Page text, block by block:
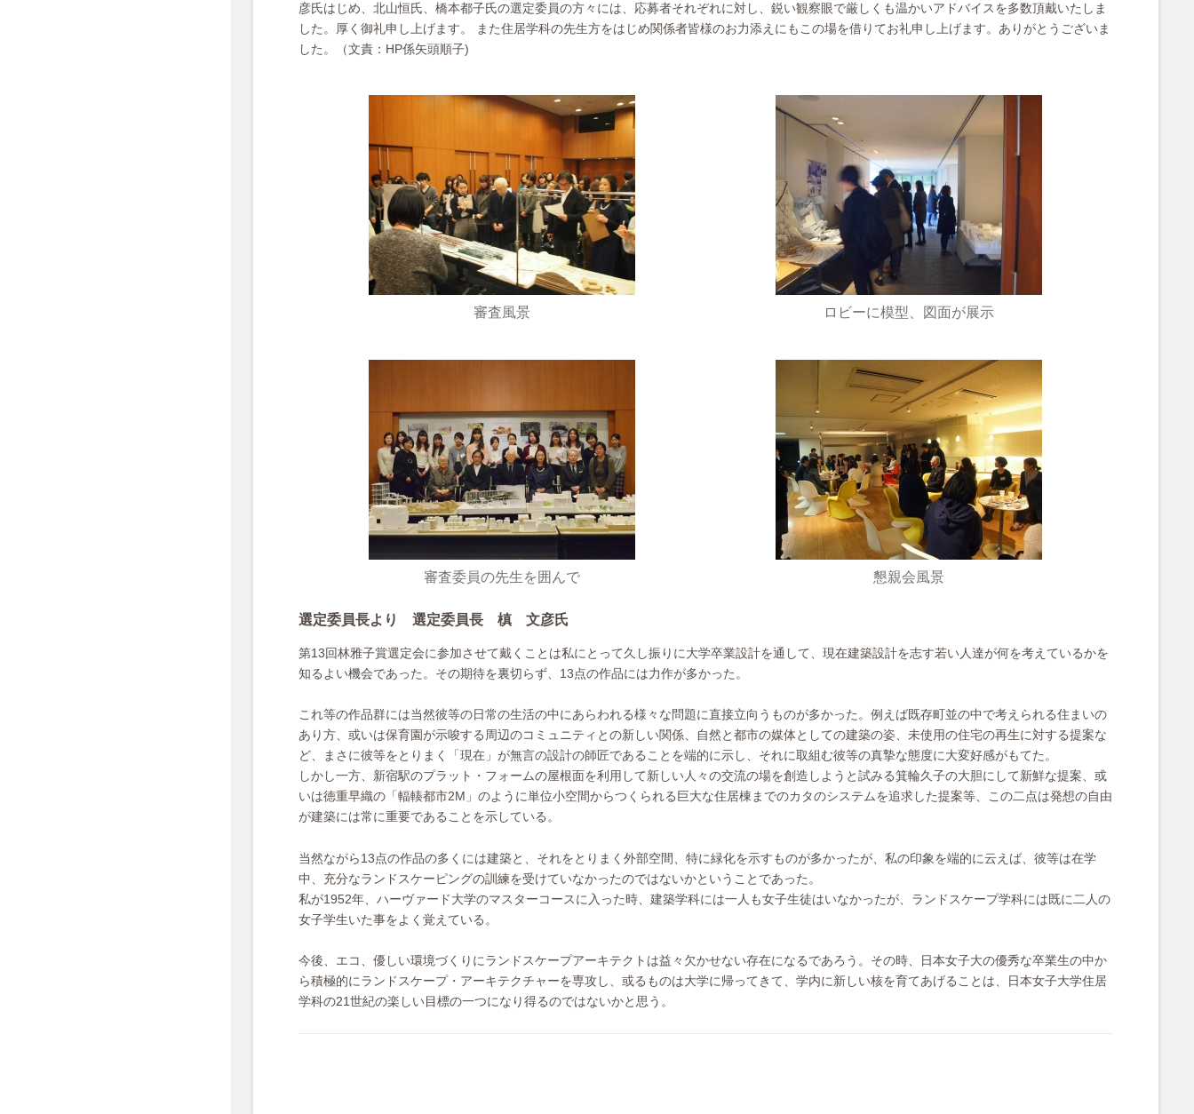
彦氏はじめ、北山恒氏、橋本都子氏の選定委員の方々には、応募者それぞれに対し、鋭い観察眼で厳しくも温かいアドバイスを多数頂戴いたしま
した。厚く御礼申し上げます。 また住居学科の先生方をはじめ関係者皆様のお力添えにもこの場を借りてお礼申し上げます。ありがとうございま
した。（文責：HP係矢頭順子)
審査風景 ロビーに模型、図面が展示
審査委員の先生を囲んで 懇親会風景
選定委員長より 選定委員長 槙 文彦氏
第13回林雅子賞選定会に参加させて戴くことは私にとって久し振りに大学卒業設計を通して、現在建築設計を志す若い人達が何を考えているかを
知るよい機会であった。その期待を裏切らず、13点の作品には力作が多かった。
これ等の作品群には当然彼等の日常の生活の中にあらわれる様々な問題に直接立向うものが多かった。例えば既存町並の中で考えられる住まいの
あり方、或いは保育園が示唆する周辺のコミュニティとの新しい関係、自然と都市の媒体としての建築の姿、未使用の住宅の再生に対する提案な
ど、まさに彼等をとりまく「現在」が無言の設計の師匠であることを端的に示し、それに取組む彼等の真摯な態度に大変好感がもてた。
しかし一方、新宿駅のプラット・フォームの屋根面を利用して新しい人々の交流の場を創造しようと試みる箕輪久子の大胆にして新鮮な提案、或
いは徳重早織の「輻輳都市2M」のように単位小空間からつくられる巨大な住居棟までのカタのシステムを追求した提案等、この二点は発想の自由
が建築には常に重要であることを示している。
当然ながら13点の作品の多くには建築と、それをとりまく外部空間、特に緑化を示すものが多かったが、私の印象を端的に云えば、彼等は在学
中、充分なランドスケーピングの訓練を受けていなかったのではないかということであった。
私が1952年、ハーヴァード大学のマスターコースに入った時、建築学科には一人も女子生徒はいなかったが、ランドスケープ学科には既に二人の
女子学生いた事をよく覚えている。
今後、エコ、優しい環境づくりにランドスケープアーキテクトは益々欠かせない存在になるであろう。その時、日本女子大の優秀な卒業生の中か
ら積極的にランドスケープ・アーキテクチャーを専攻し、或るものは大学に帰ってきて、学内に新しい核を育てあげることは、日本女子大学住居
学科の21世紀の楽しい目標の一つになり得るのではないかと思う。